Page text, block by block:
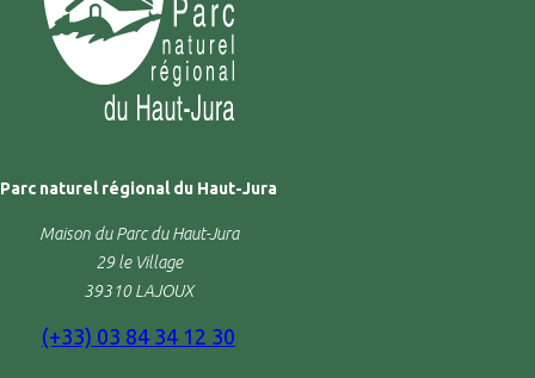
Parc naturel régional du Haut-Jura
Maison du Parc du Haut-Jura
29 le Village
39310 LAJOUX
(+33) 03 84 34 12 30